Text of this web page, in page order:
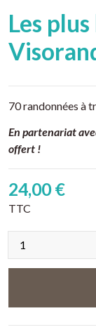
Les
70 randonnées à
En partenariat
offert !
24,00 €
TTC